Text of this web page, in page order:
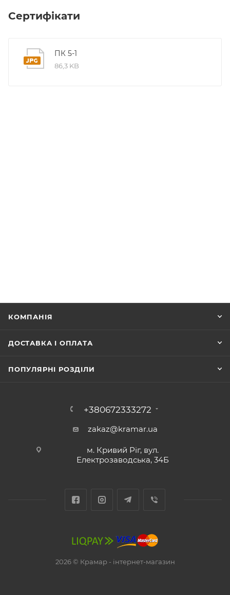
Сертифікати
ПК 5-1
86,3 KB
КОМПАНІЯ
ДОСТАВКА І ОПЛАТА
ПОПУЛЯРНІ РОЗДІЛИ
+380672333272
zakaz@kramar.ua
м. Кривий Ріг, вул.
Електрозаводська, 34Б
2026 © Крамар - інтернет-магазин